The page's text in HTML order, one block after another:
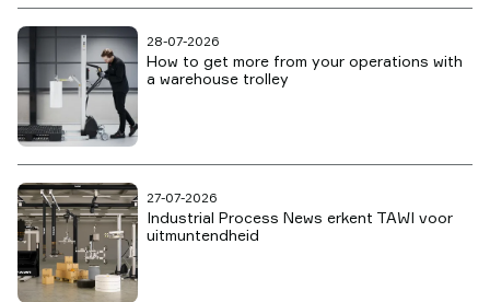
28-07-2026
How to get more from your operations with
a warehouse trolley
27-07-2026
Industrial Process News erkent TAWI voor
uitmuntendheid